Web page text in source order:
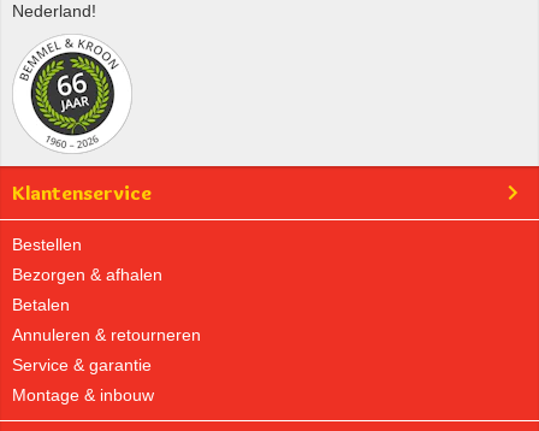
Nederland!
Klantenservice
Bestellen
Bezorgen & afhalen
Betalen
Annuleren & retourneren
Service & garantie
Montage & inbouw